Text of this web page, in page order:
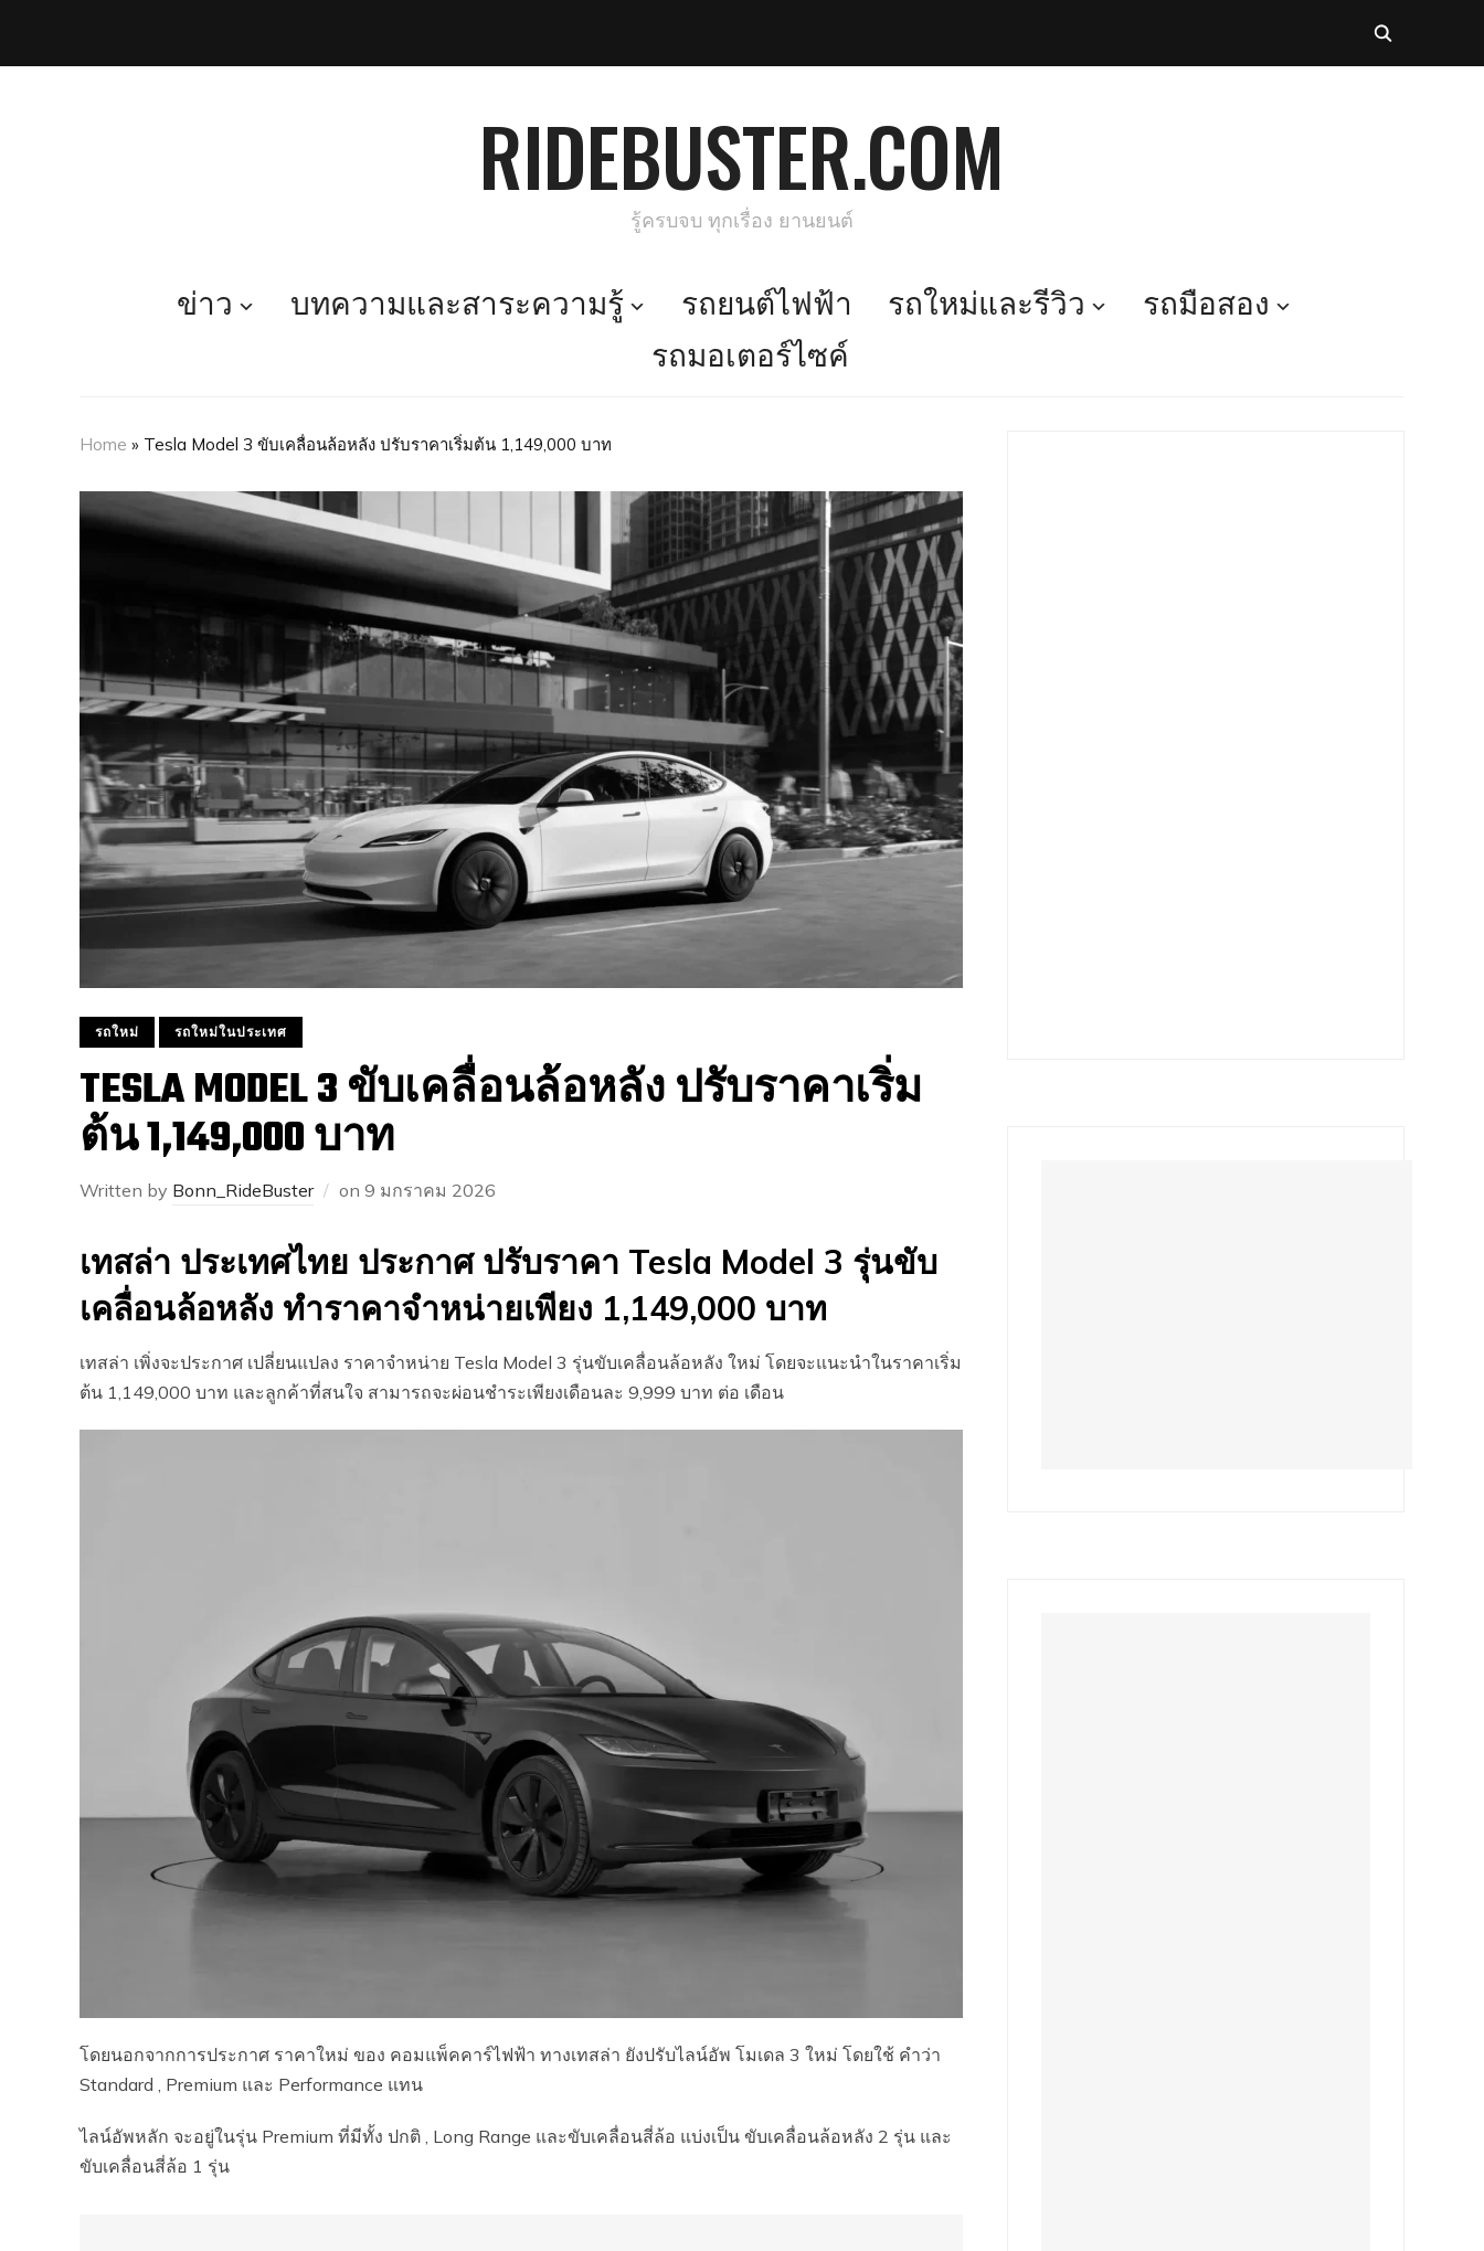
RIDEBUSTER.COM
รู้ครบจบ ทุกเรื่อง ยานยนต์
ข่าว บทความและสาระความรู้ รถยนต์ไฟฟ้า รถใหม่และรีวิว
รถมือสอง
รถมอเตอร์ไซค์
Home » Tesla Model 3 ขับเคลื่อนล้อหลัง ปรับราคาเริ่มต้น 1,149,000 บาท
รถใหม่ รถใหม่ในประเทศ
TESLA MODEL 3 ขับเคลื่อนล้อหลัง ปรับราคาเริ่ม
ต้น 1,149,000 บาท
Written by Bonn_RideBuster on 9 มกราคม 2026
เทสล่า ประเทศไทย ประกาศ ปรับราคา Tesla Model 3 รุ่นขับ
เคลื่อนล้อหลัง ทำราคาจำหน่ายเพียง 1,149,000 บาท
เทสล่า เพิ่งจะประกาศ เปลี่ยนแปลง ราคาจำหน่าย Tesla Model 3 รุ่นขับเคลื่อนล้อหลัง ใหม่ โดยจะแนะนำในราคาเริ่ม
ต้น 1,149,000 บาท และลูกค้าที่สนใจ สามารถจะผ่อนชำระเพียงเดือนละ 9,999 บาท ต่อ เดือน
โดยนอกจากการประกาศ ราคาใหม่ ของ คอมแพ็คคาร์ไฟฟ้า ทางเทสล่า ยังปรับไลน์อัพ โมเดล 3 ใหม่ โดยใช้ คำว่า
Standard , Premium และ Performance แทน
ไลน์อัพหลัก จะอยู่ในรุ่น Premium ที่มีทั้ง ปกติ , Long Range และขับเคลื่อนสี่ล้อ แบ่งเป็น ขับเคลื่อนล้อหลัง 2 รุ่น และ
ขับเคลื่อนสี่ล้อ 1 รุ่น